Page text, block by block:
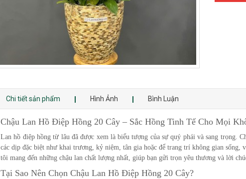
Chi tiết sản phẩm Hình Ảnh Bình Luận
Chậu Lan Hồ Điệp Hồng 20 Cây – Sắc Hồng Tinh Tế Cho Mọi
Lan hồ điệp hồng từ lâu đã được xem là biểu tượng của sự quý phái và sang trọng.
các dịp đặc biệt như khai trương, kỷ niệm, tân gia hoặc để trang trí không gian sống,
tôi mang đến những chậu lan chất lượng nhất, giúp bạn gửi trọn yêu thương và lời
Tại Sao Nên Chọn Chậu Lan Hồ Điệp Hồng 20 Cây?